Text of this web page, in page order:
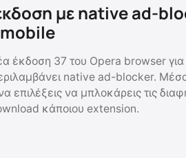
με native ad-
έκδοση 37 του Opera browser
native ad-blocker.
επιλέξεις να μπλοκάρεις τις
κάποιου extension.